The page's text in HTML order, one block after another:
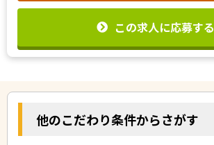
この求人に応募する
他のこだわり条件からさがす